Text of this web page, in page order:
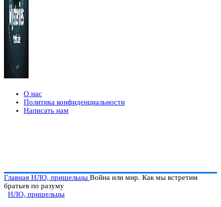
О нас
Политика конфиденциальности
Написать нам
Главная НЛО, пришельцы Война или мир. Как мы встретим
братьев по разуму
НЛО, пришельцы